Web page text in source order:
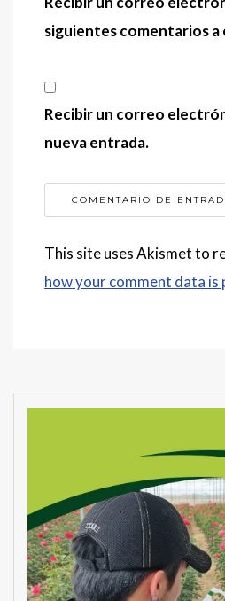
siguientes comentarios a
Recibir un correo
nueva entrada.
This site uses Akismet to
how your comment data is